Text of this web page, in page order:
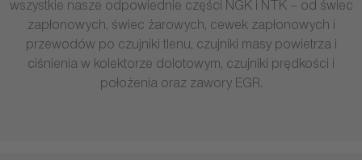
wszystkie nasze odpowiednie części NGK i NTK – od świec
zapłonowych, świec żarowych, cewek zapłonowych i
przewodów po czujniki tlenu, czujniki masy powietrza i
ciśnienia w kolektorze dolotowym, czujniki prędkości i
położenia oraz zawory EGR.